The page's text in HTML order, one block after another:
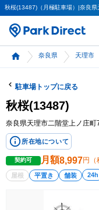
秋桜(13487)（月極駐車場）|奈良
奈良県 天理市
駐車場トップに戻る
秋桜(13487)
奈良県天理市二階堂上ノ庄町
所在地について
契約可 月額8,997円（
屋根 平置き 舗装 24h